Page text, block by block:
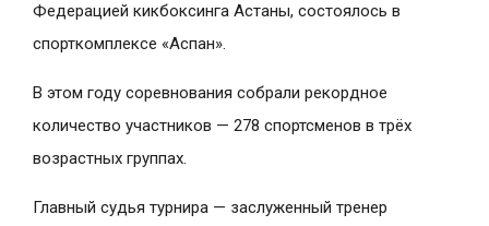
Федерацией кикбоксинга Астаны, состоялось в
спорткомплексе «Аспан».
В этом году соревнования собрали рекордное
количество участников — 278 спортсменов в трёх
возрастных группах.
Главный судья турнира — заслуженный тренер